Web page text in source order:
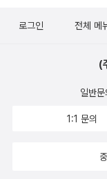
멍청이가 많”지 않다.
왜 타박하겠는가? 숱
폭 전과’가 드러나면
는 떨어뜨린’다. 류근
경전·보고서)은 ‘목소
로그인 전체 메
(
일반
1:1 문의